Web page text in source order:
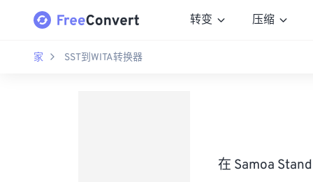
转变 压缩
家 SST到WITA转换器
在 Samoa